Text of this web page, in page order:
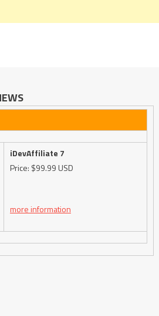
iDevAffiliate 7
Price: $99.99 USD
more information